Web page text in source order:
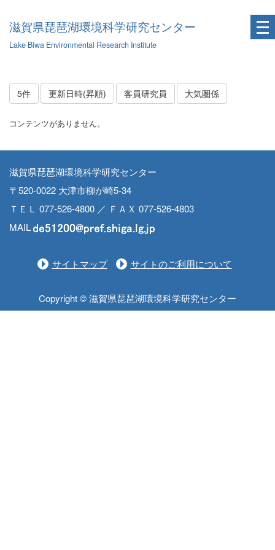
滋賀県琵琶湖環境科学研究センター
Lake Biwa Environmental Research Institute
5件 更新日時(昇順) 客員研究員 大気圏係
コンテンツがありません。
滋賀県琵琶湖環境科学研究センター
〒520-0022 大津市柳が崎5-34
ＴＥＬ 077-526-4800 ／ ＦＡＸ 077-526-4803
MAIL
サイトマップ サイトのご利用について
Copyright © 滋賀県琵琶湖環境科学研究センター